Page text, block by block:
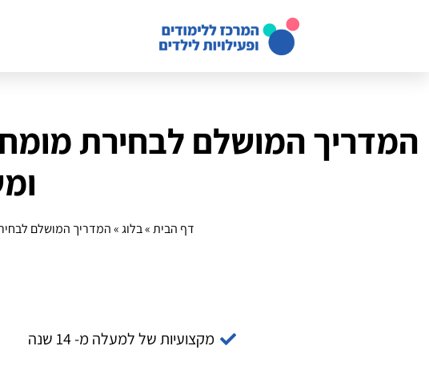
המדריך המושלם לבחירת
דף הבית»בלוג»המדריך המושלם
מקצועיות של למעלה מ- 14 שנה